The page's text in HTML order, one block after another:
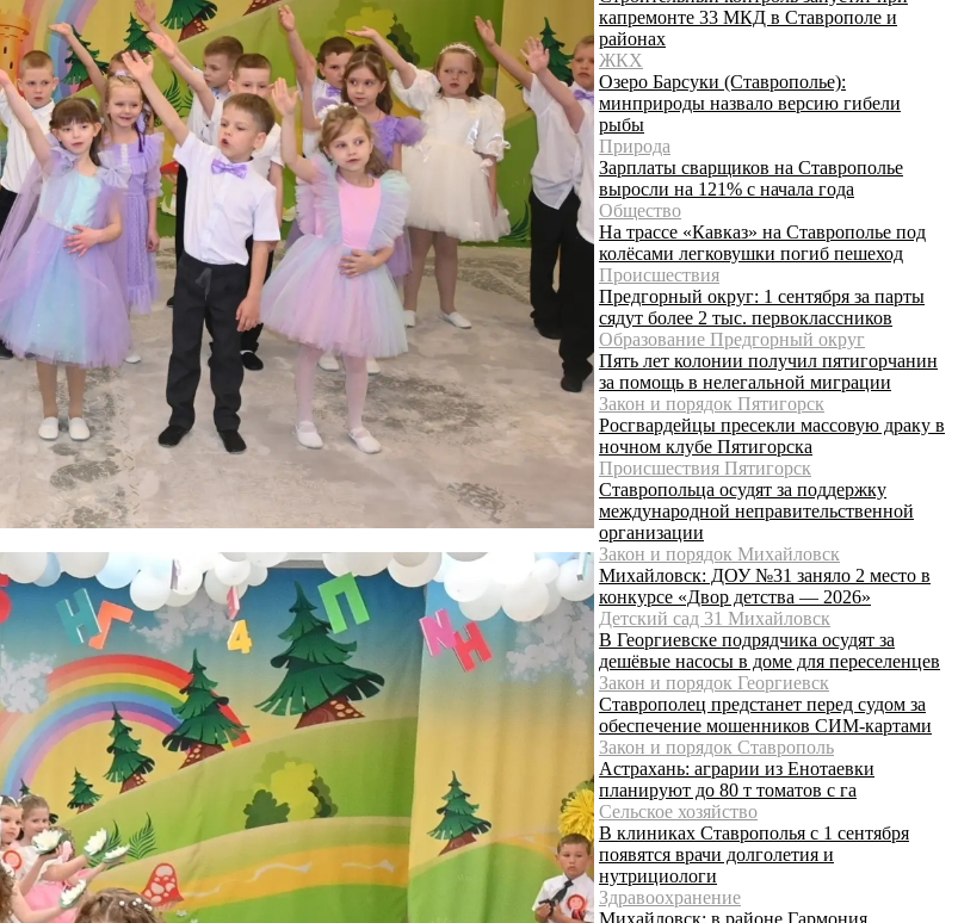
капремонте 33 МКД в Ставрополе и
районах
ЖКХ
Озеро Барсуки (Ставрополье):
минприроды назвало версию гибели
рыбы
Природа
Зарплаты сварщиков на Ставрополье
выросли на 121% с начала года
Общество
На трассе «Кавказ» на Ставрополье под
колёсами легковушки погиб пешеход
Происшествия
Предгорный округ: 1 сентября за парты
сядут более 2 тыс. первоклассников
Образование Предгорный округ
Пять лет колонии получил пятигорчанин
за помощь в нелегальной миграции
Закон и порядок Пятигорск
Росгвардейцы пресекли массовую драку в
ночном клубе Пятигорска
Происшествия Пятигорск
Ставропольца осудят за поддержку
международной неправительственной
организации
Закон и порядок Михайловск
Михайловск: ДОУ №31 заняло 2 место в
конкурсе «Двор детства — 2026»
Детский сад 31 Михайловск
В Георгиевске подрядчика осудят за
дешёвые насосы в доме для переселенцев
Закон и порядок Георгиевск
Ставрополец предстанет перед судом за
обеспечение мошенников СИМ-картами
Закон и порядок Ставрополь
Астрахань: аграрии из Енотаевки
планируют до 80 т томатов с га
Сельское хозяйство
В клиниках Ставрополья с 1 сентября
появятся врачи долголетия и
нутрициологи
Здравоохранение
Михайловск: в районе Гармония